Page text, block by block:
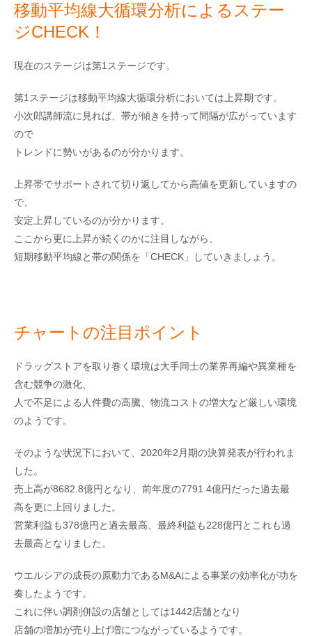
移動平均線大循環分析によるステー
ジCHECK！
現在のステージは第1ステージです。
第1ステージは移動平均線大循環分析においては上昇期です。
小次郎講師流に見れば、帯が傾きを持って間隔が広がっています
ので
トレンドに勢いがあるのが分かります。
上昇帯でサポートされて切り返してから高値を更新していますの
で、
安定上昇しているのが分かります。
ここから更に上昇が続くのかに注目しながら、
短期移動平均線と帯の関係を「CHECK」していきましょう。
チャートの注目ポイント
ドラッグストアを取り巻く環境は大手同士の業界再編や異業種を
含む競争の激化、
人で不足による人件費の高騰、物流コストの増大など厳しい環境
のようです。
そのような状況下において、2020年2月期の決算発表が行われま
した。
売上高が8682.8億円となり、前年度の7791.4億円だった過去最
高を更に上回りました。
営業利益も378億円と過去最高、最終利益も228億円とこれも過
去最高となりました。
ウエルシアの成長の原動力であるM&Aによる事業の効率化が功を
奏したようです。
これに伴い調剤併設の店舗としては1442店舗となり
店舗の増加が売り上げ増につながっているようです。